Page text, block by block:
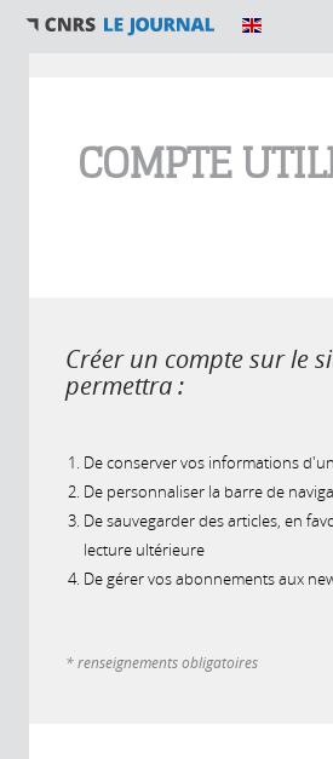
COMPTE
Créer un compte sur le
permettra :
De conserver vos informations
De personnaliser la barre de
De sauvegarder des articles, en
lecture ultérieure
De gérer vos abonnements aux
* renseignements obligatoires